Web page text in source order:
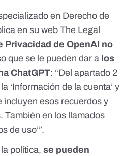
en Derecho de
en su web The Legal
Privacidad de OpenAI no
que se le pueden dar a los
ChatGPT: “Del apartado 2
‘Información de la cuenta’ y
incluyen esos recuerdos y
También en los llamados
de uso’”.
política, se pueden